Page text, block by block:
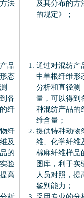
法
及其分布的方
的规定》；
品
态
各
纤
纤
及
的
验
高
通过对混纺产
中单根纤维形
分析和直径测
量，可以得到
种混纺产品的
维含量；
提供特种动物
维、化学纤维
棉麻纤维样品
图库，利于实
人员对照，提
鉴别能力；